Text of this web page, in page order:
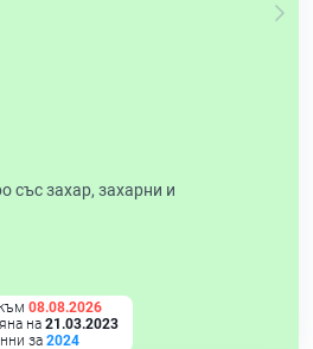
със захар, захарни и
08.08.2026
на 21.03.2023
за 2024